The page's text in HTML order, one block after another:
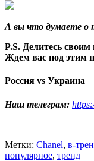
А вы что думаете о
P.S. Делитесь
Ждем вас под этим
Россия vs Украина
Наш телеграм:
Метки: Chanel, в-
популярное, тренд